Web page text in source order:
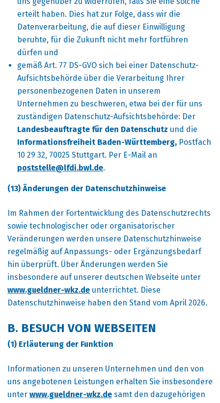
erteilt haben. Dies hat zur Folge, dass wir die
Datenverarbeitung, die auf dieser Einwilligung
beruhte, für die Zukunft nicht mehr fortführen
dürfen und
gemäß Art. 77 DS-GVO sich bei einer Datenschutz-
Aufsichtsbehörde über die Verarbeitung Ihrer
personenbezogenen Daten in unserem
Unternehmen zu beschweren, etwa bei der für uns
zuständigen Datenschutz-Aufsichtsbehörde: Der
Landesbeauftragte für den Datenschutz und die
Informationsfreiheit Baden-Württemberg, Postfach
10 29 32, 70025 Stuttgart. Per E-Mail an
poststelle@lfdi.bwl.de.
(13) Änderungen der Datenschutzhinweise
Im Rahmen der Fortentwicklung des Datenschutzrechts
sowie technologischer oder organisatorischer
Veränderungen werden unsere Datenschutzhinweise
regelmäßig auf Anpassungs- oder Ergänzungsbedarf
hin überprüft. Über Änderungen werden Sie
insbesondere auf unserer deutschen Webseite unter
www.gueldner-wkz.de unterrichtet. Diese
Datenschutzhinweise haben den Stand vom April 2026.
B. BESUCH VON WEBSEITEN
(1) Erläuterung der Funktion
Informationen zu unseren Unternehmen und den von
uns angebotenen Leistungen erhalten Sie insbesondere
unter www.gueldner-wkz.de samt den dazugehörigen